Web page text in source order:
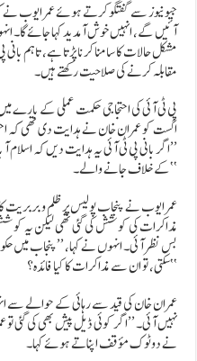
جیونیوز سے گفتگو کرتے ہوئے عمر ایوب
آئیں گے، انہیں خوش آمدید کہا جائے گا۔
مشکل حالات کا سامنا کرنا پڑتا ہے، تاہم
مقابلہ کرنے کی صلاحیت رکھتے ہیں۔
اگست کو عمران خان نے ہدایت دی تھی کہ
’’اگر بانی پی ٹی آئی یہ ہدایت دیں کہ
کے خلاف جانے والے۔‘‘
عمر ایوب نے پنجاب پولیس پر ظلم و بربریت
مذاکرات کی کوشش کی گئی تھی لیکن یہ
بس نظر آئی۔ انہوں نے کہا، ’’پنجاب میں
سکتی، تو ان سے مذاکرات کا کیا فائدہ؟‘‘
عمران خان کی قید سے رہائی کے حوالے سے
نہیں آئی۔ ’’اگر کوئی ڈیل پیش بھی کی گئی
نے دوٹوک مؤقف اپناتے ہوئے کہا۔